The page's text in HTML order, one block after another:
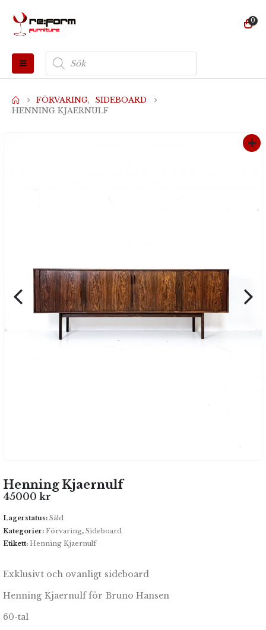
0
Produktsökning
FÖRVARING,
SIDEBOARD
HENNING KJAERNULF
Henning Kjaernulf
45000 kr
Lagerstatus: Såld
Kategorier: Förvaring, Sideboard
Etikett: Henning Kjaernulf
Exklusivt och ovanligt sideboard
Henning Kjaernulf för Bruno Hansen
60-tal